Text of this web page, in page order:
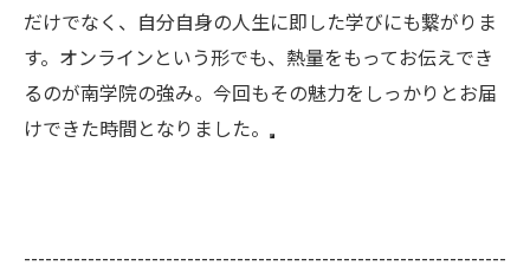
だけでなく、自分自身の人生に即した学びにも繋がりま
す。オンラインという形でも、熱量をもってお伝えでき
るのが南学院の強み。今回もその魅力をしっかりとお届
けできた時間となりました。
--------------------------------------------------------------------